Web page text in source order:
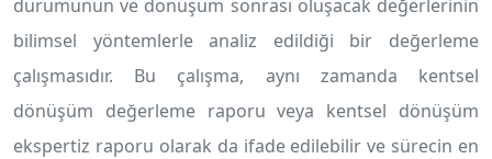
durumunun ve dönüşüm sonrası oluşacak değerlerinin
bilimsel yöntemlerle analiz edildiği bir değerleme
çalışmasıdır. Bu çalışma, aynı zamanda kentsel
dönüşüm değerleme raporu veya kentsel dönüşüm
ekspertiz raporu olarak da ifade edilebilir ve sürecin en